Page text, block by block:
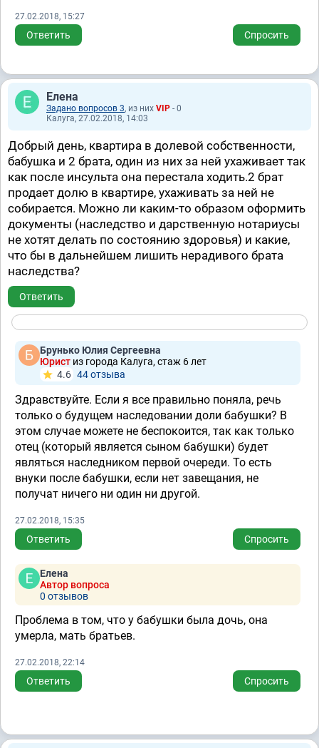
27.02.2018, 15:27
Ответить Спросить
Елена
Задано вопросов 3, из них VIP - 0
Калуга, 27.02.2018, 14:03
Добрый день, квартира в долевой собственности,
бабушка и 2 брата, один из них за ней ухаживает так
как после инсульта она перестала ходить.2 брат
продает долю в квартире, ухаживать за ней не
собирается. Можно ли каким-то образом оформить
документы (наследство и дарственную нотариусы
не хотят делать по состоянию здоровья) и какие,
что бы в дальнейшем лишить нерадивого брата
наследства?
Ответить
Брунько Юлия Сергеевна
Юрист из города Калуга, стаж 6 лет
4.6 44 отзывa
Здравствуйте. Если я все правильно поняла, речь
только о будущем наследовании доли бабушки? В
этом случае можете не беспокоится, так как только
отец (который является сыном бабушки) будет
являться наследником первой очереди. То есть
внуки после бабушки, если нет завещания, не
получат ничего ни один ни другой.
27.02.2018, 15:35
Ответить Спросить
Елена
Автор вопроса
0 отзывов
Проблема в том, что у бабушки была дочь, она
умерла, мать братьев.
27.02.2018, 22:14
Ответить Спросить